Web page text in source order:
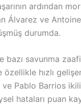
ardından
Álvarez ve
durumda.
savunma
hızlı
Pablo Barrios
hataları puan